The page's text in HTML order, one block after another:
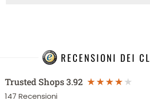
RECENSIONI DEI
Trusted Shops3.92
147 Recensioni